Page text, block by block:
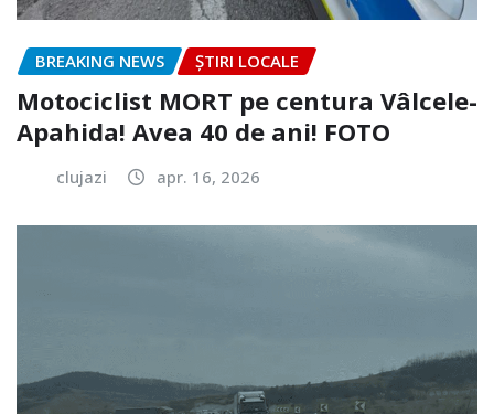
BREAKING NEWS ȘTIRI LOCALE
Motociclist MORT pe centura Vâlcele-
Apahida! Avea 40 de ani! FOTO
clujazi apr. 16, 2026